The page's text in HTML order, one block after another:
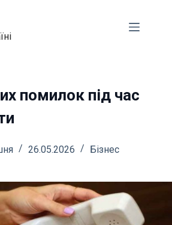
помилок під час
26.05.2026 Бізнес